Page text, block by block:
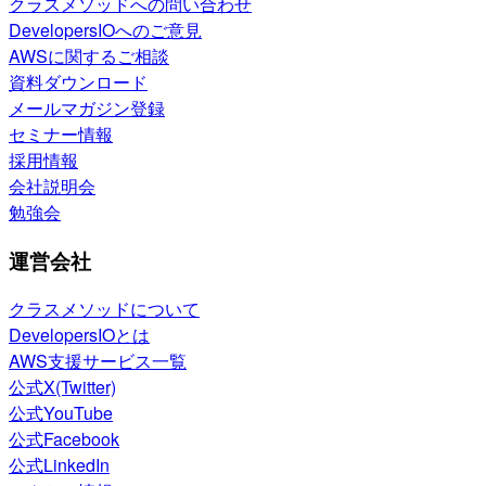
DevelopersIOへのご意見
AWSに関するご相談
資料ダウンロード
メールマガジン登録
セミナー情報
採用情報
会社説明会
勉強会
運営会社
クラスメソッドについて
DevelopersIOとは
AWS支援サービス一覧
公式X(Twitter)
公式YouTube
公式Facebook
公式LinkedIn